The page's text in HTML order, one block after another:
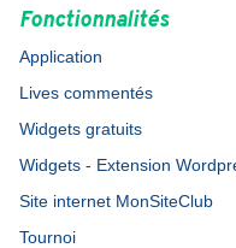
Fonctionnalités
Application
Lives commentés
Widgets gratuits
Widgets - Extension
Site internet MonSiteClub
Tournoi